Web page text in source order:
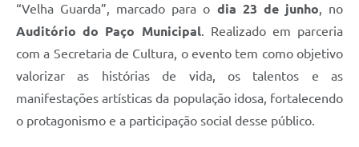
“Velha Guarda”, marcado para o dia 23 de junho , no
Auditório do Paço Municipal . Realizado em parceria
com a Secretaria de Cultura, o evento tem como objetivo
valorizar as histórias de vida, os talentos e as
manifestações artísticas da população idosa, fortalecendo
o protagonismo e a participação social desse público.